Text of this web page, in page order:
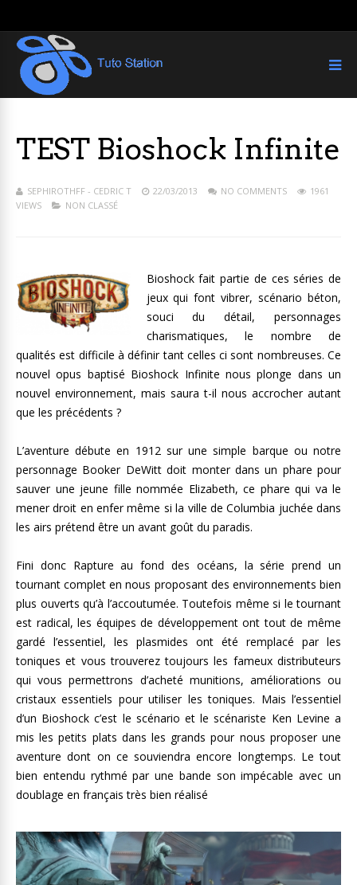
TEST Bioshock Infinite
SEPHIROTHFF - CEDRIC T 22/03/2013 NO COMMENTS
1961
VIEWS
NON CLASSÉ
Bioshock fait partie de ces séries de
jeux qui font vibrer, scénario béton,
souci du détail, personnages
charismatiques, le nombre de
qualités est difficile à définir tant celles ci sont nombreuses. Ce
nouvel opus baptisé Bioshock Infinite nous plonge dans un
nouvel environnement, mais saura t-il nous accrocher autant
que les précédents ?
L’aventure débute en 1912 sur une simple barque ou notre
personnage Booker DeWitt doit monter dans un phare pour
sauver une jeune fille nommée Elizabeth, ce phare qui va le
mener droit en enfer même si la ville de Columbia juchée dans
les airs prétend être un avant goût du paradis.
Fini donc Rapture au fond des océans, la série prend un
tournant complet en nous proposant des environnements bien
plus ouverts qu’à l’accoutumée. Toutefois même si le tournant
est radical, les équipes de développement ont tout de même
gardé l’essentiel, les plasmides ont été remplacé par les
toniques et vous trouverez toujours les fameux distributeurs
qui vous permettrons d’acheté munitions, améliorations ou
cristaux essentiels pour utiliser les toniques. Mais l’essentiel
d’un Bioshock c’est le scénario et le scénariste Ken Levine a
mis les petits plats dans les grands pour nous proposer une
aventure dont on ce souviendra encore longtemps. Le tout
bien entendu rythmé par une bande son impécable avec un
doublage en français très bien réalisé